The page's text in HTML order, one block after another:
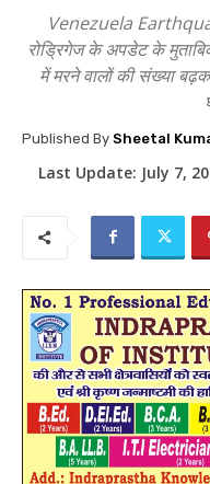
Venezuela
रोड्रिगेज के अपडेट के
में मरने वालों की संख्या
Published By Sheetal
Last Update: July 7,